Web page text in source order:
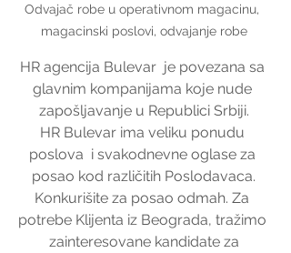
Odvajač robe u operativnom magacinu,
magacinski poslovi, odvajanje robe
HR agencija Bulevar  je povezana sa
glavnim kompanijama koje nude
zapošljavanje u Republici Srbiji.
HR Bulevar ima veliku ponudu
poslova  i svakodnevne oglase za
posao kod različitih Poslodavaca.
Konkurišite za posao odmah. Za
potrebe Klijenta iz Beograda, tražimo
zainteresovane kandidate za